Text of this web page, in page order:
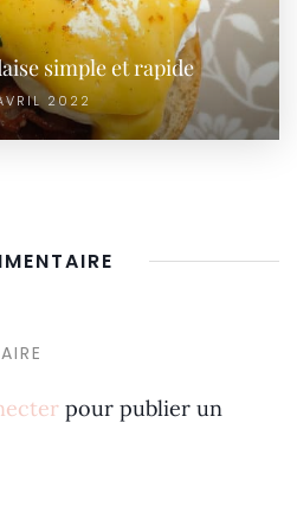
simple et rapide
2022
pour publier un